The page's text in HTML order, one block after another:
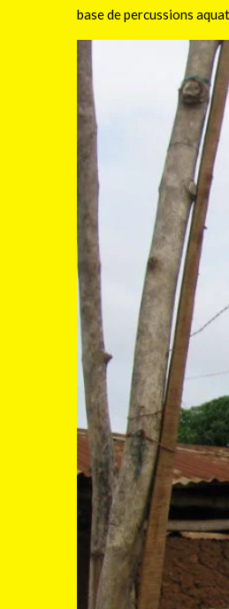
base de percussions